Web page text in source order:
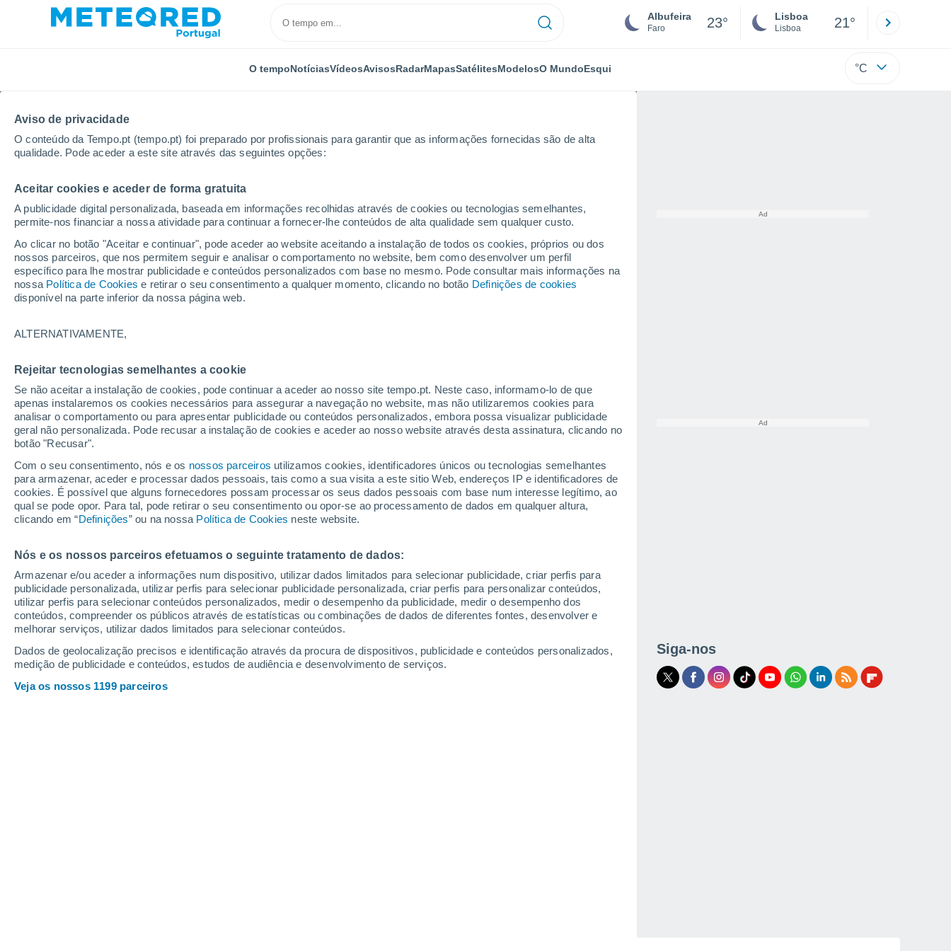
Aviso de privacidade
O conteúdo da Tempo.pt (tempo.pt) foi preparado por profissionais para garantir que as informações fornecidas são de alta
qualidade. Pode aceder a este site através das seguintes opções:
Aceitar cookies e aceder de forma gratuita
A publicidade digital personalizada, baseada em informações recolhidas através de cookies ou tecnologias semelhantes,
permite-nos financiar a nossa atividade para continuar a fornecer-lhe conteúdos de alta qualidade sem qualquer custo.
Ao clicar no botão "Aceitar e continuar", pode aceder ao website aceitando a instalação de todos os cookies, próprios ou dos
nossos parceiros, que nos permitem seguir e analisar o comportamento no website, bem como desenvolver um perfil
específico para lhe mostrar publicidade e conteúdos personalizados com base no mesmo. Pode consultar mais informações na
nossa Política de Cookies e retirar o seu consentimento a qualquer momento, clicando no botão Definições de cookies
disponível na parte inferior da nossa página web.
ALTERNATIVAMENTE,
Rejeitar tecnologias semelhantes a cookie
Se não aceitar a instalação de cookies, pode continuar a aceder ao nosso site tempo.pt. Neste caso, informamo-lo de que
apenas instalaremos os cookies necessários para assegurar a navegação no website, mas não utilizaremos cookies para
analisar o comportamento ou para apresentar publicidade ou conteúdos personalizados, embora possa visualizar publicidade
geral não personalizada. Pode recusar a instalação de cookies e aceder ao nosso website através desta assinatura, clicando no
botão "Recusar".
Com o seu consentimento, nós e os nossos parceiros utilizamos cookies, identificadores únicos ou tecnologias semelhantes
para armazenar, aceder e processar dados pessoais, tais como a sua visita a este sitio Web, endereços IP e identificadores de
cookies. É possível que alguns fornecedores possam processar os seus dados pessoais com base num interesse legítimo, ao
qual se pode opor. Para tal, pode retirar o seu consentimento ou opor-se ao processamento de dados em qualquer altura,
clicando em “Definições” ou na nossa Política de Cookies neste website.
Nós e os nossos parceiros efetuamos o seguinte tratamento de dados:
Armazenar e/ou aceder a informações num dispositivo, utilizar dados limitados para selecionar publicidade, criar perfis para
publicidade personalizada, utilizar perfis para selecionar publicidade personalizada, criar perfis para personalizar conteúdos,
utilizar perfis para selecionar conteúdos personalizados, medir o desempenho da publicidade, medir o desempenho dos
conteúdos, compreender os públicos através de estatísticas ou combinações de dados de diferentes fontes, desenvolver e
melhorar serviços, utilizar dados limitados para selecionar conteúdos.
Dados de geolocalização precisos e identificação através da procura de dispositivos, publicidade e conteúdos personalizados,
medição de publicidade e conteúdos, estudos de audiência e desenvolvimento de serviços.
Veja os nossos 1199 parceiros
Albufeira
Faro 23° Lisboa
Lisboa 21°
O tempoNotíciasVídeosAvisosRadarMapasSatélitesModelosO MundoEsqui °C
Início Equador Carchi
Tempo em Carchi
Hoje, 6 agosto Todo o dia Símbolo
10°
Bolívar
Siga-nos